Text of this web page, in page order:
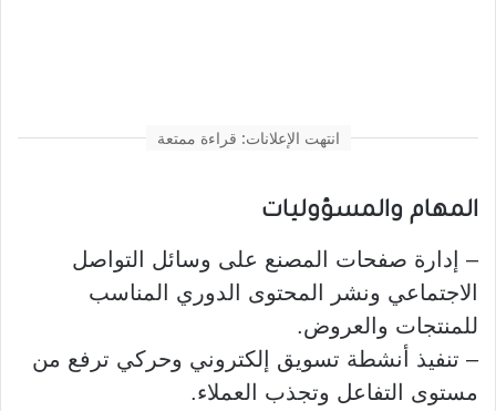
انتهت الإعلانات: قراءة ممتعة
المهام والمسؤوليات
– إدارة صفحات المصنع على وسائل التواصل
الاجتماعي ونشر المحتوى الدوري المناسب
للمنتجات والعروض.
– تنفيذ أنشطة تسويق إلكتروني وحركي ترفع من
مستوى التفاعل وتجذب العملاء.